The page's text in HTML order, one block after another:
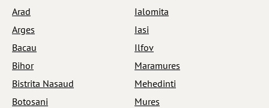
Arad
Arges
Bacau
Bihor
Bistrita Nasaud
Botosani
Ialomita
Iasi
Ilfov
Maramures
Mehedinti
Mures